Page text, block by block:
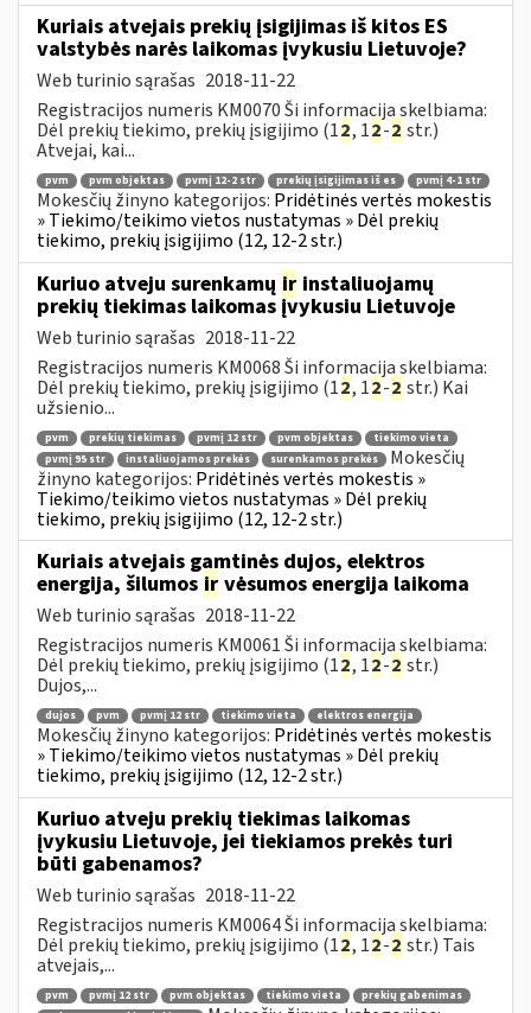
Kuriais atvejais prekių įsigijimas iš kitos ES
valstybės narės laikomas įvykusiu Lietuvoje?
Web turinio sąrašas 2018-11-22
Registracijos numeris KM0070 Ši informacija skelbiama:
Dėl prekių tiekimo, prekių įsigijimo (12, 12-2 str.)
Atvejai, kai...
pvm pvm objektas pvmį 12-2 str prekių įsigijimas iš es pvmį 4-1 str
Mokesčių žinyno kategorijos: Pridėtinės vertės mokestis
» Tiekimo/teikimo vietos nustatymas » Dėl prekių
tiekimo, prekių įsigijimo (12, 12-2 str.)
Kuriuo atveju surenkamų ir instaliuojamų
prekių tiekimas laikomas įvykusiu Lietuvoje
Web turinio sąrašas 2018-11-22
Registracijos numeris KM0068 Ši informacija skelbiama:
Dėl prekių tiekimo, prekių įsigijimo (12, 12-2 str.) Kai
užsienio...
pvm prekių tiekimas pvmį 12 str pvm objektas
tiekimo vieta
pvmį 95 str
instaliuojamos prekės surenkamos prekės
Mokesčių
žinyno kategorijos: Pridėtinės vertės mokestis »
Tiekimo/teikimo vietos nustatymas » Dėl prekių
tiekimo, prekių įsigijimo (12, 12-2 str.)
Kuriais atvejais gamtinės dujos, elektros
energija, šilumos ir vėsumos energija laikoma
Web turinio sąrašas 2018-11-22
Registracijos numeris KM0061 Ši informacija skelbiama:
Dėl prekių tiekimo, prekių įsigijimo (12, 12-2 str.)
Dujos,...
dujos pvm pvmį 12 str tiekimo vieta elektros energija
Mokesčių žinyno kategorijos: Pridėtinės vertės mokestis
» Tiekimo/teikimo vietos nustatymas » Dėl prekių
tiekimo, prekių įsigijimo (12, 12-2 str.)
Kuriuo atveju prekių tiekimas laikomas
įvykusiu Lietuvoje, jei tiekiamos prekės turi
būti gabenamos?
Web turinio sąrašas 2018-11-22
Registracijos numeris KM0064 Ši informacija skelbiama:
Dėl prekių tiekimo, prekių įsigijimo (12, 12-2 str.) Tais
atvejais,...
pvm pvmį 12 str pvm objektas tiekimo vieta
prekių gabenimas